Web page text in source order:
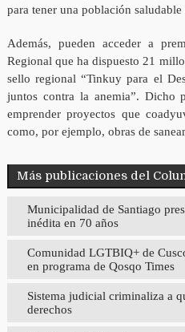
para tener una población
Además, pueden acceder a
Regional que ha dispuesto 21
sello regional “Tinkuy para el
juntos contra la anemia”. Dicho
emprender proyectos que
como, por ejemplo, obras de
Más publicaciones del
Municipalidad de Santiago
inédita en 70 años
Comunidad LGTBIQ+ de
en programa de Qosqo Times
Sistema judicial criminaliza a
derechos